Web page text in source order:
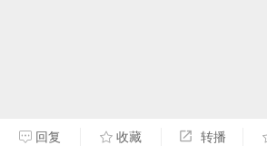
回复 收藏 转播